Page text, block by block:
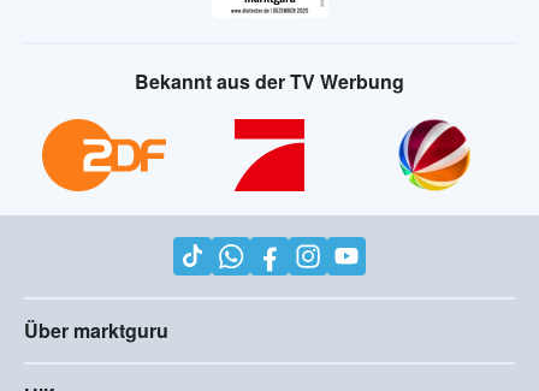
Bekannt aus der TV Werbung
Über marktguru